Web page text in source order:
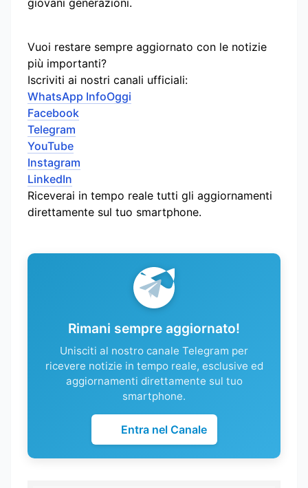
giovani generazioni.
Vuoi restare sempre aggiornato con le notizie
più importanti?
Iscriviti ai nostri canali ufficiali:
WhatsApp InfoOggi
Facebook
Telegram
YouTube
Instagram
LinkedIn
Riceverai in tempo reale tutti gli aggiornamenti
direttamente sul tuo smartphone.
Rimani sempre aggiornato!
Unisciti al nostro canale Telegram per
ricevere notizie in tempo reale, esclusive ed
aggiornamenti direttamente sul tuo
smartphone.
Entra nel Canale